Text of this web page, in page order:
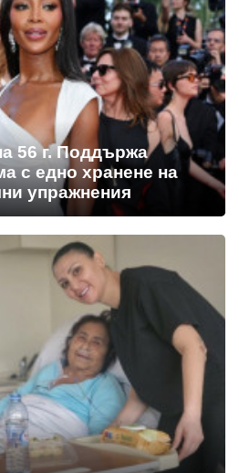
56 г. Поддържа
с едно хранене на
упражнения